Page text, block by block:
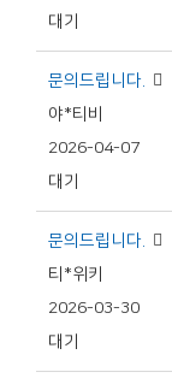
대기
문의드립니다.
야*티비
2026-04-07
대기
문의드립니다.
티*위키
2026-03-30
대기